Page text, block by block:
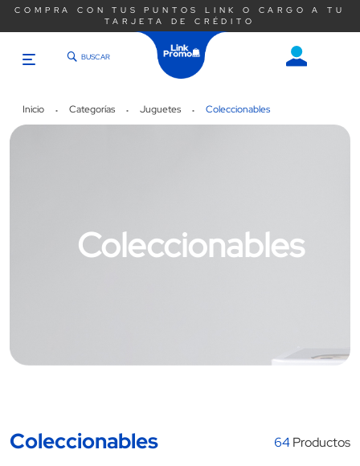
COMPRA CON TUS PUNTOS LINK O CARGO A TU
TARJETA DE CRÉDITO
BUSCAR
Saltar
Inicio Categorías Juguetes Coleccionables
Coleccionables
Coleccionables 64Productos